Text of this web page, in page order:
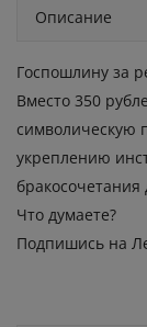
Описание
Госпошлину за
Вместо 350
символическую
укреплению
бракосочетания
Что думаете?
Подпишись на